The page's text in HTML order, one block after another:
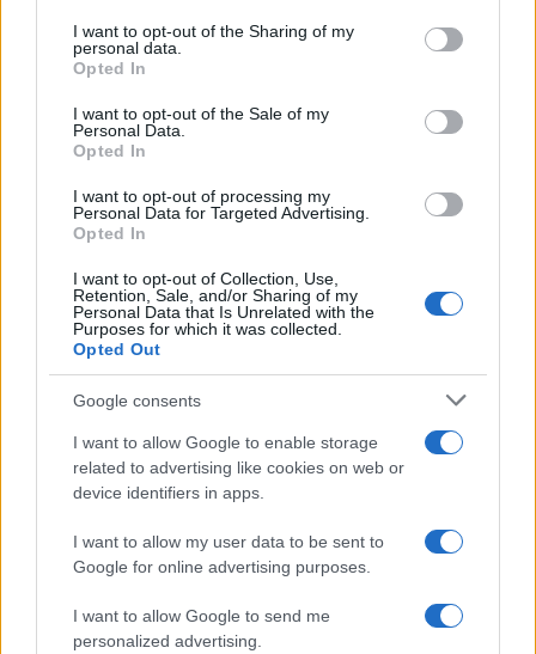
disclose it to other third parties.
Please note that this website/app uses one or more Google
services and may gather and store information including but
not limited to your visit or usage behaviour. You may click to
grant or deny consent to Google and its third-party tags to
consent section.
I want to opt-out of the Sharing of my
personal data.
Opted In
I want to opt-out of the Sale of my
Personal Data.
Opted In
I want to opt-out of processing my
Personal Data for Targeted Advertising.
Opted In
I want to opt-out of Collection, Use,
Retention, Sale, and/or Sharing of my
Personal Data that Is Unrelated with the
Purposes for which it was collected.
Opted Out
Google consents
I want to allow Google to enable storage
related to advertising like cookies on web or
device identifiers in apps.
I want to allow my user data to be sent to
Google for online advertising purposes.
I want to allow Google to send me
personalized advertising.